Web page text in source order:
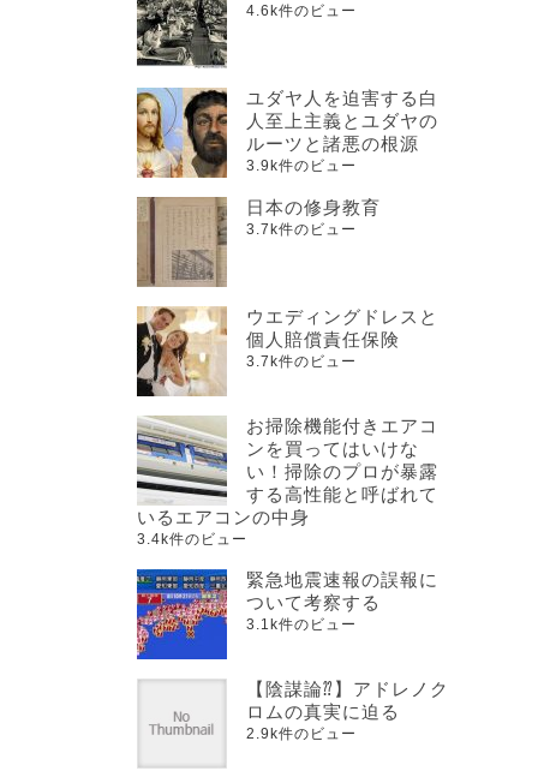
4.6k件のビュー
ユダヤ人を迫害する白
人至上主義とユダヤの
ルーツと諸悪の根源
3.9k件のビュー
日本の修身教育
3.7k件のビュー
ウエディングドレスと
個人賠償責任保険
3.7k件のビュー
お掃除機能付きエアコ
ンを買ってはいけな
い！掃除のプロが暴露
する高性能と呼ばれて
いるエアコンの中身
3.4k件のビュー
緊急地震速報の誤報に
ついて考察する
3.1k件のビュー
【陰謀論⁇】アドレノク
ロムの真実に迫る
2.9k件のビュー